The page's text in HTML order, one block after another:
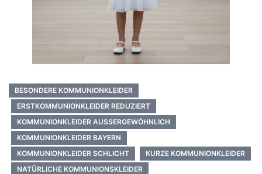
BESONDERE KOMMUNIONKLEIDER
ERSTKOMMUNIONKLEIDER REDUZIERT
KOMMUNIONKLEIDER AUSSERGEWÖHNLICH
KOMMUNIONKLEIDER BAYERN
KOMMUNIONKLEIDER SCHLICHT
KURZE KOMMUNIONKLEIDER
NATÜRLICHE KOMMUNIONSKLEIDER